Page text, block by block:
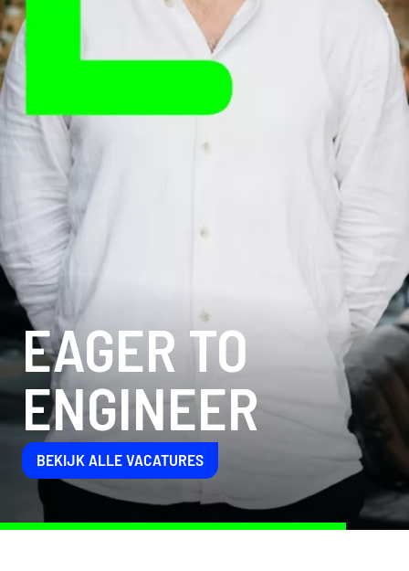
EAGER TO
ENGINEER
CREATE
MAINTAIN
BEKIJK ALLE VACATURES